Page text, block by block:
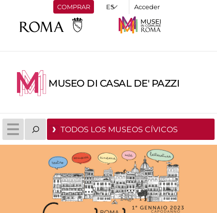
COMPRAR Acceder
MUSEO DI CASAL DE' PAZZI
TODOS LOS MUSEOS CÍVICOS